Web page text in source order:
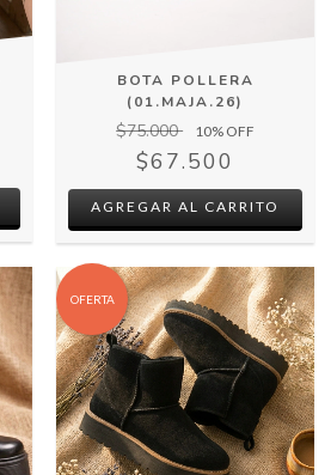
BOTA POLLERA
(01.MAJA.26)
$75.000 10% OFF
$67.500
AGREGAR AL CARRITO
OFERTA